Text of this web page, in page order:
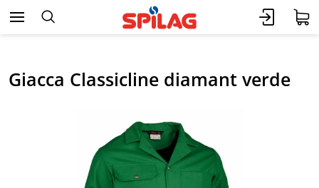
Giacca Classicline diamant verde